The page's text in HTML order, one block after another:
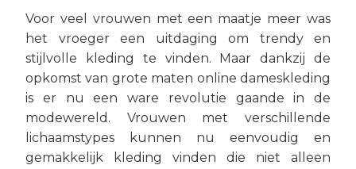
Voor veel vrouwen met een maatje meer was
het vroeger een uitdaging om trendy en
stijlvolle kleding te vinden. Maar dankzij de
opkomst van grote maten online dameskleding
is er nu een ware revolutie gaande in de
modewereld. Vrouwen met verschillende
lichaamstypes kunnen nu eenvoudig en
gemakkelijk kleding vinden die niet alleen